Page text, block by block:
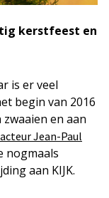
kerstfeest en
is er veel
begin van 2016
en aan
Jean-Paul
nogmaals
aan KIJK.